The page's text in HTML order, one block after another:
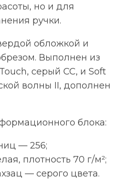
но и для
ручки.
обложкой и
Выполнен из
серый СС, и Soft
волны II, дополнен
блока:
— 256;
плотность 70 г/м²;
— серого цвета.